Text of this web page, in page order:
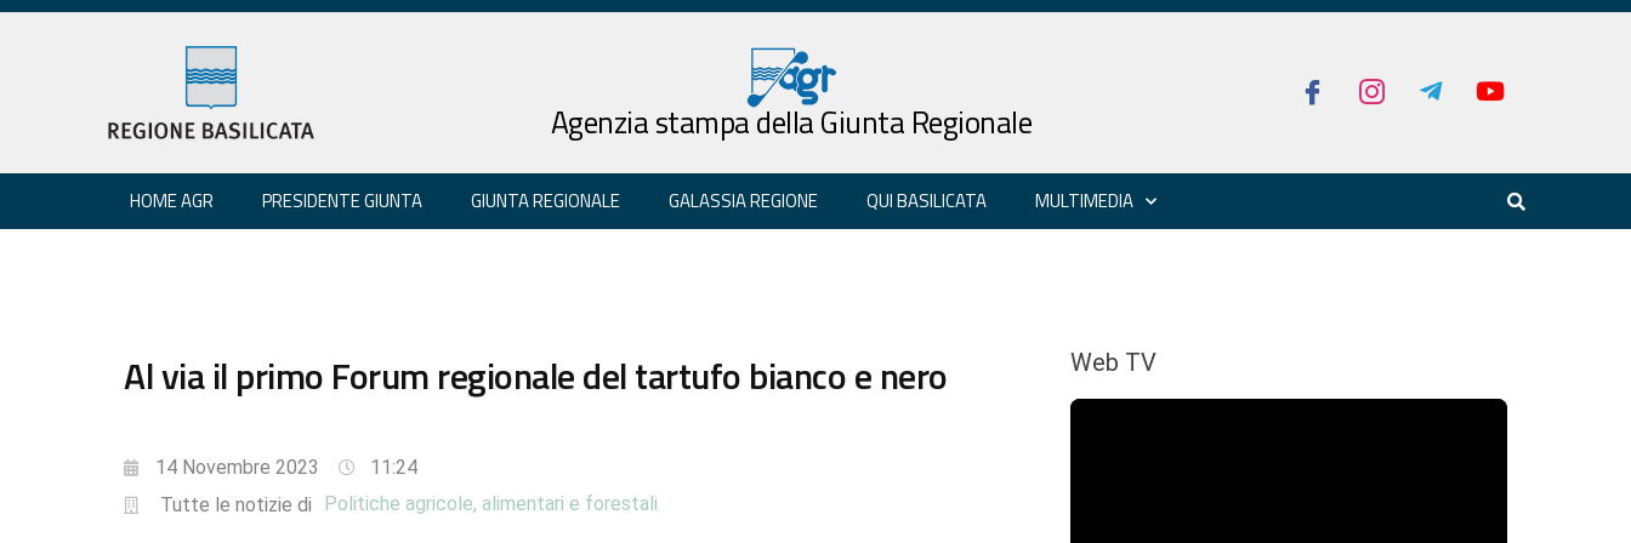
Agenzia stampa della Giunta Regionale
HOME AGR PRESIDENTE GIUNTA GIUNTA REGIONALE GALASSIA REGIONE QUI BASILICATA MULTIMEDIA
Al via il primo Forum regionale del tartufo bianco e nero
14 Novembre 2023
11:24
Tutte le notizie di
Politiche agricole, alimentari e forestali
Web TV